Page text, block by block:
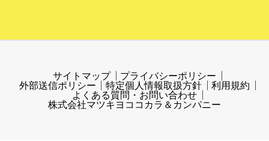
サイトマップ
プライバシーポリシー
外部送信ポリシー
特定個人情報取扱方針
利用規約
よくある質問・お問い合わせ
株式会社マツキヨココカラ＆カンパニー